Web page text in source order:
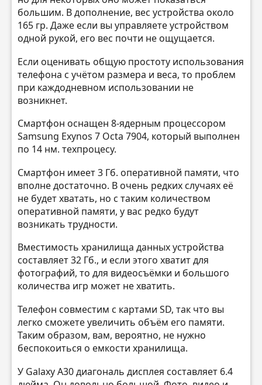
большим. В дополнение, вес устройства около
165 гр. Даже если вы управляете устройством
одной рукой, его вес почти не ощущается.
Если оценивать общую простоту использования
телефона с учётом размера и веса, то проблем
при каждодневном использовании не
возникнет.
Смартфон оснащен 8-ядерным процессором
Samsung Exynos 7 Octa 7904, который выполнен
по 14 нм. техпроцесу.
Смартфон имеет 3 Гб. оперативной памяти, что
вполне достаточно. В очень редких случаях её
не будет хватать, но с таким количеством
оперативной памяти, у вас редко будут
возникать трудности.
Вместимость хранилища данных устройства
составляет 32 Гб., и если этого хватит для
фотографий, то для видеосъёмки и большого
количества игр может не хватить.
Телефон совместим с картами SD, так что вы
легко сможете увеличить объём его памяти.
Таким образом, вам, вероятно, не нужно
беспокоиться о емкости хранилища.
У Galaxy A30 диагональ дисплея составляет 6.4